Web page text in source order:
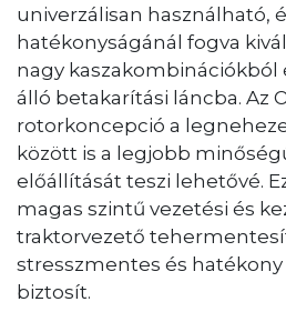
univerzálisan használható,
hatékonyságánál fogva
nagy kaszakombinációkból
álló betakarítási láncba. Az
rotorkoncepció a
között is a legjobb
előállítását teszi lehetővé.
magas szintű vezetési és
traktorvezető
stresszmentes és
biztosít.